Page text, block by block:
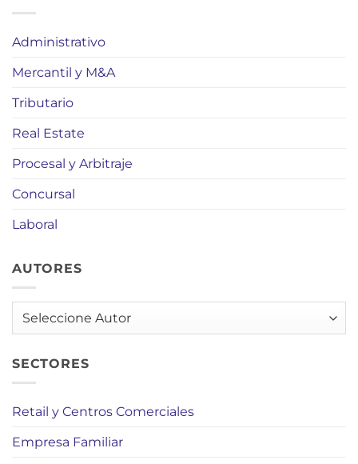
Administrativo
Mercantil y M&A
Tributario
Real Estate
Procesal y Arbitraje
Concursal
Laboral
AUTORES
AUTORES
SECTORES
Retail y Centros Comerciales
Empresa Familiar